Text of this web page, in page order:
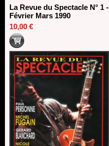
La Revue du Spectacle N° 1 -
Février Mars 1990
10,00 €